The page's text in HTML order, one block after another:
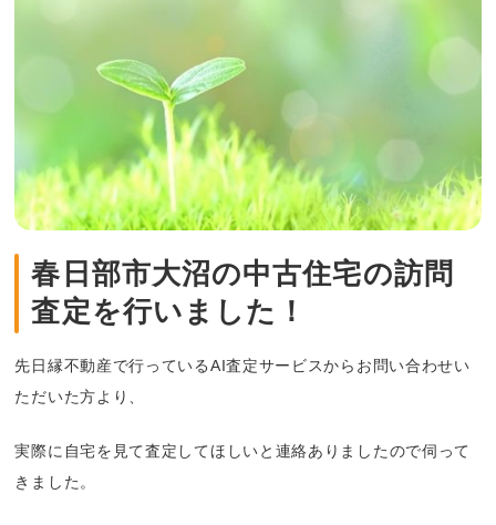
春日部市大沼の中古住宅の訪問
査定を行いました！
先日縁不動産で行っているAI査定サービスからお問い合わせい
ただいた方より、
実際に自宅を見て査定してほしいと連絡ありましたので伺って
きました。